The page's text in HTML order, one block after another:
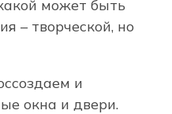
может быть
– творческой, но
и
окна и двери.